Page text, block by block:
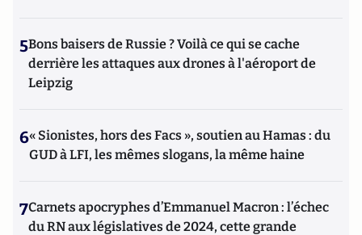
5Bons baisers de Russie ? Voilà ce qui se cache
derrière les attaques aux drones à l'aéroport de
Leipzig
6« Sionistes, hors des Facs », soutien au Hamas : du
GUD à LFI, les mêmes slogans, la même haine
7Carnets apocryphes d’Emmanuel Macron : l’échec
du RN aux législatives de 2024, cette grande